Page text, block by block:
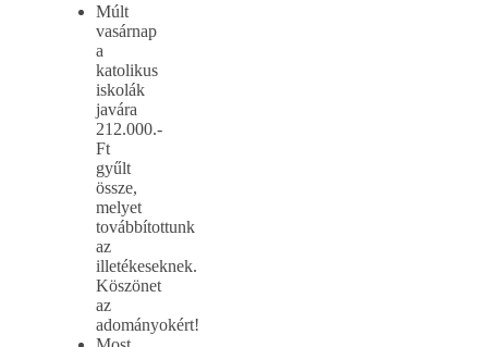
Múlt
vasárnap
a
katolikus
iskolák
javára
212.000.-
Ft
gyűlt
össze,
melyet
továbbítottunk
az
illetékeseknek.
Köszönet
az
adományokért!